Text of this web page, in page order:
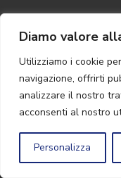
Diamo valore
Utilizziamo i cookie
navigazione, offrirti
analizzare il nostro
acconsenti al nostro
Personalizza
Clicca sul pulsante
notizie e promozioni
ISCRIVITI ADESSO
© 2024